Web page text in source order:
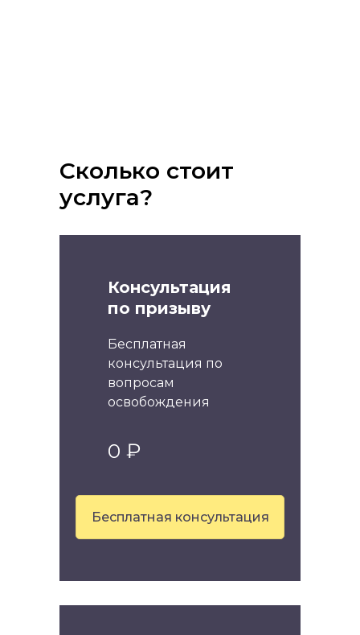
Сколько стоит
услуга?
Консультация
по призыву
Бесплатная
консультация по
вопросам
освобождения
0 ₽
Бесплатная консультация